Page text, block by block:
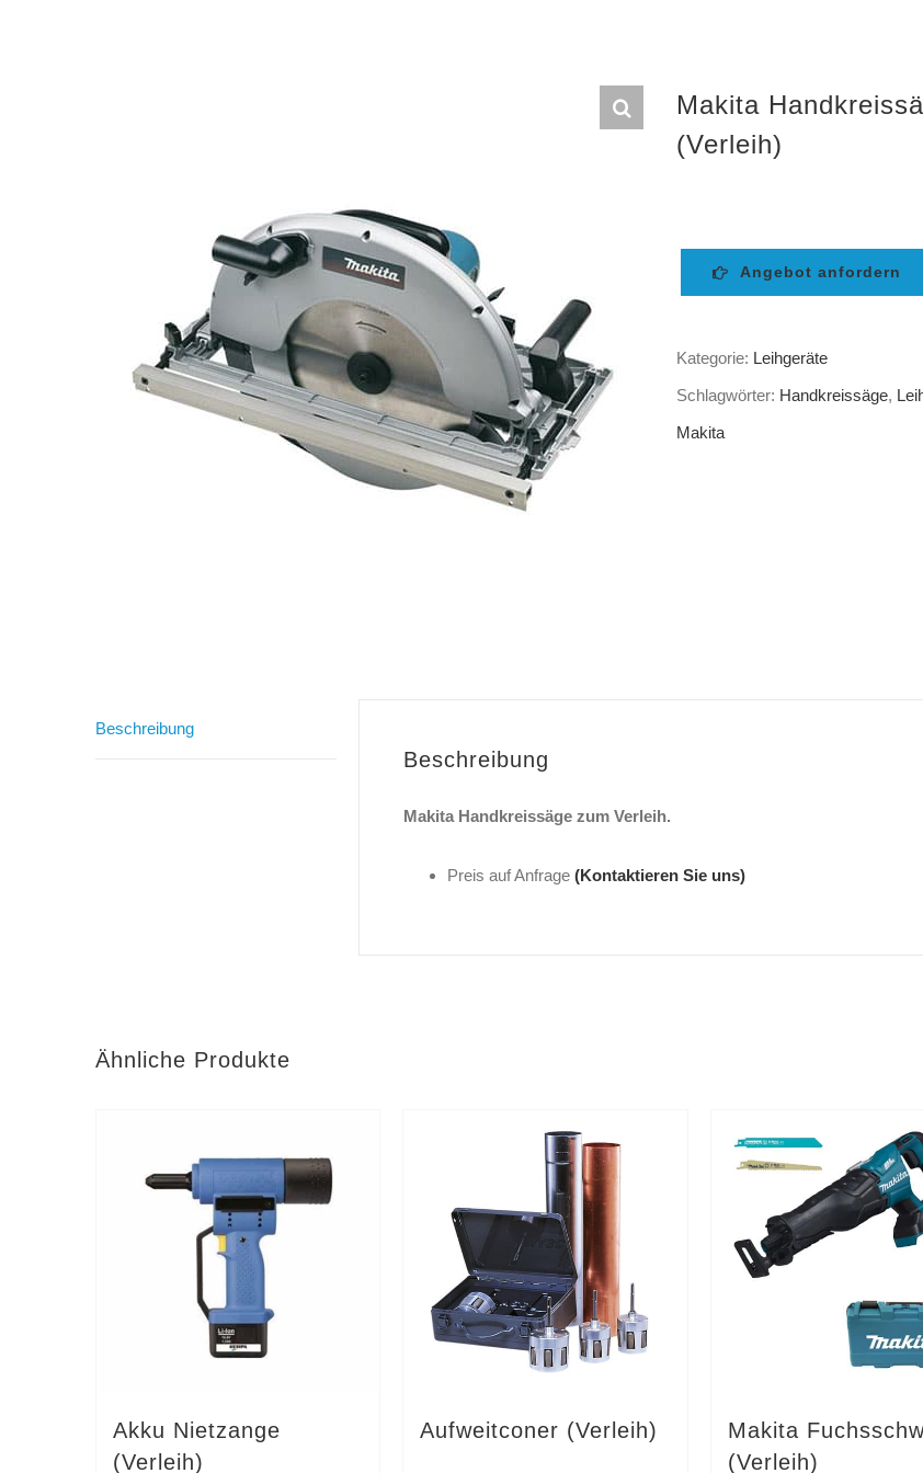
Makita
(Verleih)
Angebot anfordern
Kategorie: Leihgeräte
Schlagwörter: Handkreissäge,
Makita
Beschreibung
Beschreibung
Makita Handkreissäge zum Verleih.
Preis auf Anfrage (Kontaktieren Sie uns)
Ähnliche Produkte
Akku Nietzange
(Verleih)
Aufweitconer (Verleih)
Makita
(Verleih)